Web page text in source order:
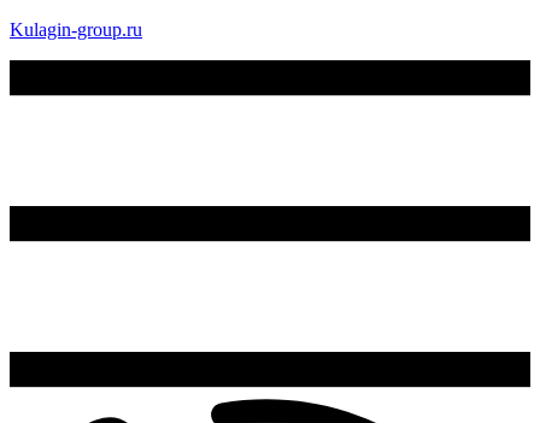
Kulagin-group.ru